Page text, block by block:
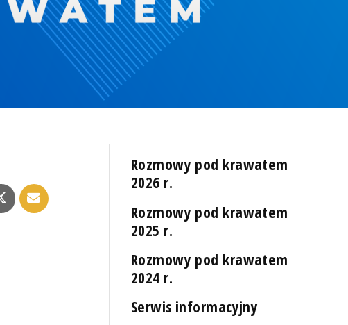
Rozmowy pod krawatem
2026 r.
Rozmowy pod krawatem
2025 r.
Rozmowy pod krawatem
2024 r.
Serwis informacyjny